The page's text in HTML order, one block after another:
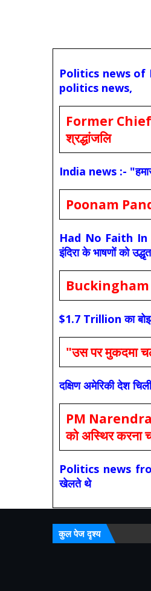
Politics news
politics news,
Former Chief
श्रद्धांजलि
India news :-
Poonam
Had No Faith In
इंदिरा के भाषणों को
Buckingham
$1.7 Trillion का
"उस पर मुकदमा
दक्षिण अमेरिकी देश
PM Narendra
को अस्थिर करना
Politics news
खेलते थे
कुल पेज दृश्य